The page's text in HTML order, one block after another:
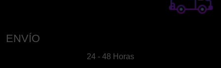
ENVÍO
24 - 48 Horas